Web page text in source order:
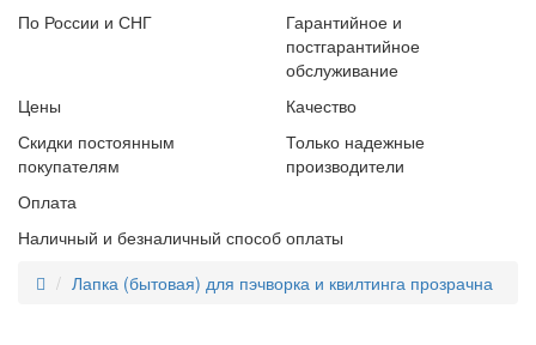
По России и СНГ
Гарантийное и
постгарантийное
обслуживание
Цены
Скидки постоянным
покупателям
Качество
Только надежные
производители
Оплата
Наличный и безналичный способ оплаты
Лапка (бытовая) для пэчворка и квилтинга прозрачна